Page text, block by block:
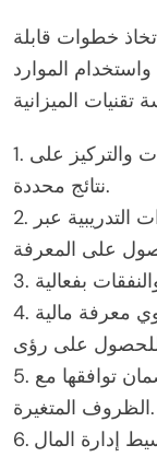
خطوات قابلة
الموارد
1. تحديد أهداف مالية واضحة لتحديد الأولويات والتركيز على
نتائج محددة.
2. استخدام الموارد التعليمية مثل الدورات التدريبية عبر
4. الانخراط في مناقشات مع أفراد ذوي معرفة مالية
5. تقييم الخطط المالية بانتظام وتعديلها لضمان توافقها مع
الظروف المتغيرة.
6. استخدام الأدوات والتطبيقات المالية لتبسيط إدارة المال